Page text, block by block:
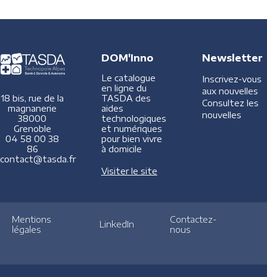
18 bis, rue de la
magnanerie
38000
Grenoble
04 58 00 38
86
contact@tasda.fr
DOM'Inno
Le catalogue
en ligne du
TASDA des
aides
technologiques
et numériques
pour bien vivre
à domicile
Visiter le site
Newsletter
Inscrivez-vous
aux nouvelles
Consultez les
nouvelles
Mentions
légales
LinkedIn
Contactez-
nous